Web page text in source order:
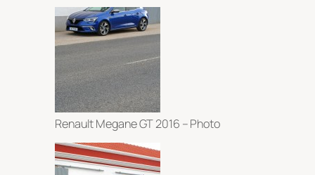
Renault Megane GT 2016 – Photo